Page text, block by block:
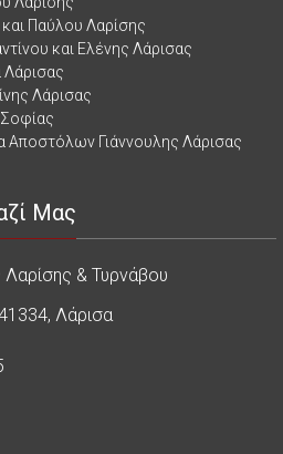
Παύλου Λαρίσης
και Ελένης Λάρισας
Λάρισας
Αποστόλων Γιάννουλης Λάρισας
Μας
& Τυρνάβου
Λάρισα